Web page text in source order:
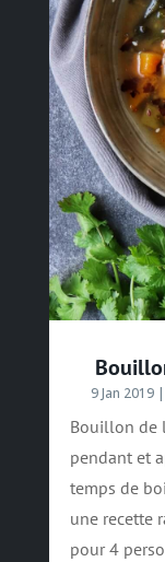
9 Jan 2019
Bouillon de
pendant et
temps de
une recette
pour 4